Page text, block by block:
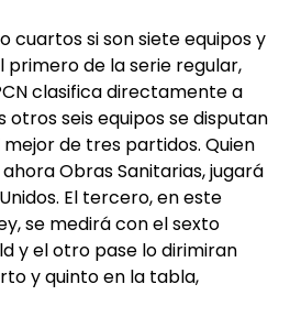
cuartos si son siete equipos y
primero de la serie regular,
clasifica directamente a
otros seis equipos se disputan
de tres partidos. Quien
Obras Sanitarias, jugará
El tercero, en este
se medirá con el sexto
y el otro pase lo dirimiran
y quinto en la tabla,